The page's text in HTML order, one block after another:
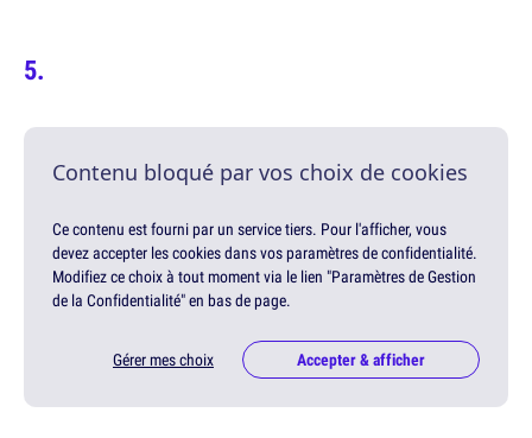
Contenu bloqué par vos choix de cookies
Ce contenu est fourni par un service tiers. Pour l'afficher, vous
devez accepter les cookies dans vos paramètres de confidentialité.
Modifiez ce choix à tout moment via le lien "Paramètres de Gestion
de la Confidentialité" en bas de page.
Gérer mes choix Accepter & afficher